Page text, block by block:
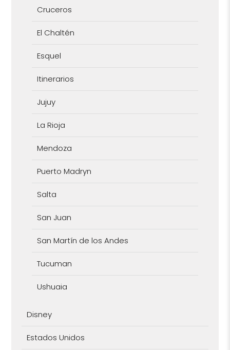
Cruceros
El Chaltén
Esquel
Itinerarios
Jujuy
La Rioja
Mendoza
Puerto Madryn
Salta
San Juan
San Martín de los Andes
Tucuman
Ushuaia
Disney
Estados Unidos